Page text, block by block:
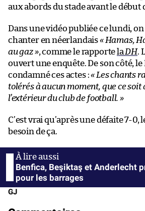
aux abords du stade avant le début
Dans une vidéo publiée ce lundi,
chanter en néerlandais« Hamas,
au gaz », comme le rapporte la DH.
ouvert une enquête. De son côté, le
condamné ces actes :« Les chants
tolérés à aucun moment, que ce soit
l’extérieur du club de football. »
C’est vrai qu’après une défaite 7-0,
besoin de ça.
Benfica, Beşiktaş et Anderlecht
pour les barrages
GJ